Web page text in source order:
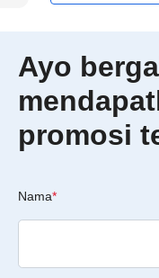
Ayo
promosi
Nama*